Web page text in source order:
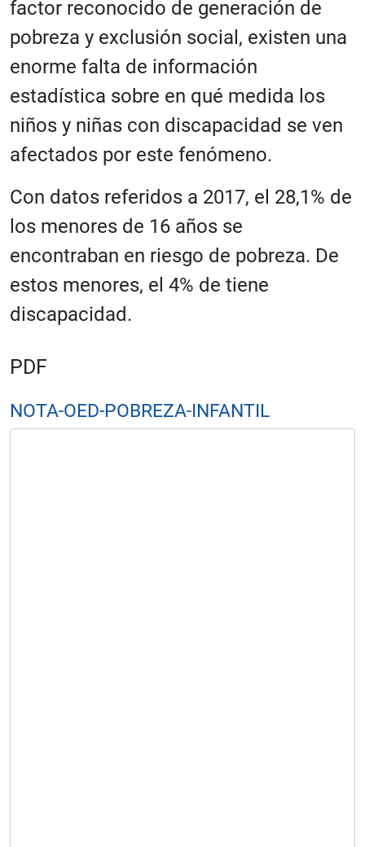
factor reconocido de generación de
pobreza y exclusión social, existen una
enorme falta de información
estadística sobre en qué medida los
niños y niñas con discapacidad se ven
afectados por este fenómeno.
Con datos referidos a 2017, el 28,1% de
los menores de 16 años se
encontraban en riesgo de pobreza. De
estos menores, el 4% de tiene
discapacidad.
PDF
NOTA-OED-POBREZA-INFANTIL